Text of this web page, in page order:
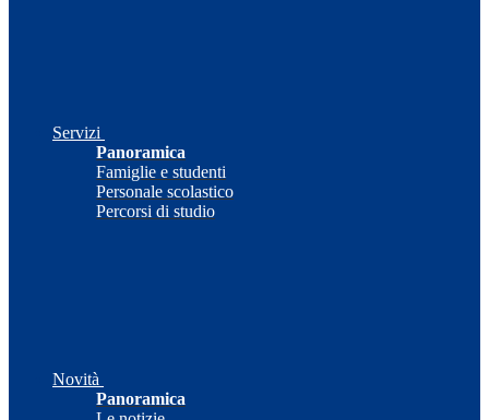
Servizi
Panoramica
Famiglie e studenti
Personale scolastico
Percorsi di studio
Novità
Panoramica